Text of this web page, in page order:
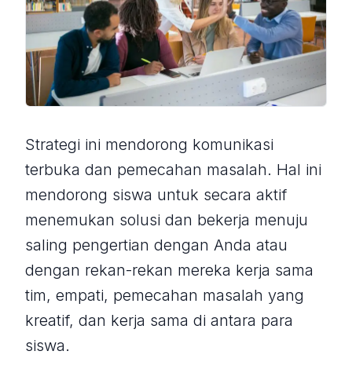
Strategi ini mendorong komunikasi
terbuka dan pemecahan masalah. Hal ini
mendorong siswa untuk secara aktif
menemukan solusi dan bekerja menuju
saling pengertian dengan Anda atau
dengan rekan-rekan mereka kerja sama
tim, empati, pemecahan masalah yang
kreatif, dan kerja sama di antara para
siswa.